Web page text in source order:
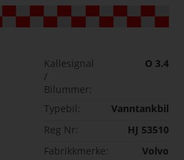
Kallesignal
/
Bilummer:
O 3.4
Typebil:
Vanntankbil
Reg Nr:
HJ 53510
Fabrikkmerke:
Volvo